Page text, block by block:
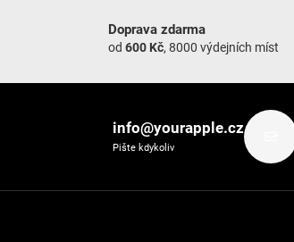
Doprava zdarma
od 600 Kč, 8000 výdejních míst
info@yourapple.cz
Pište kdykoliv